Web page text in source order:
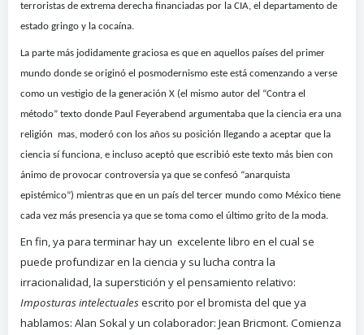
terroristas de extrema derecha financiadas por la CIA, el departamento de
estado gringo y la cocaína.
La parte más jodidamente graciosa es que en aquellos países del primer
mundo donde se originó el posmodernismo este está comenzando a verse
como un vestigio de la generación X (el mismo autor del “Contra el
método” texto donde Paul Feyerabend argumentaba que la ciencia era una
religión mas, moderó con los años su posición llegando a aceptar que la
ciencia sí funciona, e incluso aceptó que escribió este texto más bien con
ánimo de provocar controversia ya que se confesó “anarquista
epistémico”) mientras que en un país del tercer mundo como México tiene
cada vez más presencia ya que se toma como el último grito de la moda.
En fin, ya para terminar hay un excelente libro en el cual se
puede profundizar en la ciencia y su lucha contra la
irracionalidad, la superstición y el pensamiento relativo:
Imposturas intelectualesescrito por el bromista del que ya
hablamos: Alan Sokal y un colaborador: Jean Bricmont. Comienza